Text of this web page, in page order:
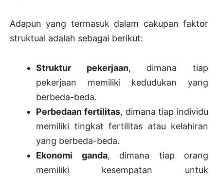
Adapun yang termasuk dalam cakupan faktor
struktual adalah sebagai berikut:
Struktur pekerjaan, dimana tiap
pekerjaan memiliki kedudukan yang
berbeda-beda.
Perbedaan fertilitas, dimana tiap individu
memiliki tingkat fertilitas atau kelahiran
yang berbeda-beda.
Ekonomi ganda, dimana tiap orang
memiliki kesempatan untuk